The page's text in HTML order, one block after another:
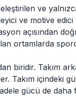
ve
ve motive
açısından
ortamlarda
biridir. Takım
Takım içindeki
gücü de daha